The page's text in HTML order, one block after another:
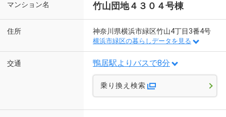
マンション名 竹山団地４３０４号棟
住所 神奈川県横浜市緑区竹山4丁目3番4号
横浜市緑区の暮らしデータを見る
交通 鴨居駅よりバスで8分
乗り換え検索